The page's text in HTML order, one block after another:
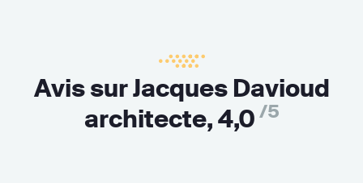
Avis sur Jacques Davioud
architecte,4,0 /5